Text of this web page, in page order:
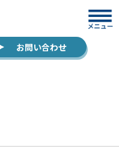
お問い合わせ